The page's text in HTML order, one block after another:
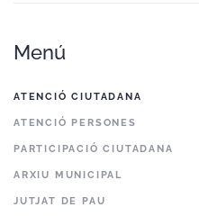
Menú
ATENCIÓ CIUTADANA
ATENCIÓ PERSONES
PARTICIPACIÓ CIUTADANA
ARXIU MUNICIPAL
JUTJAT DE PAU